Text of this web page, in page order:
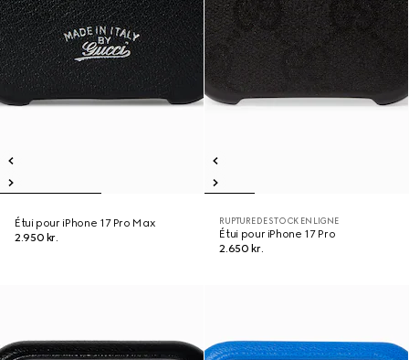
Étui pour iPhone 17 Pro Max
2.950 kr.
RUPTURE DE STOCK EN LIGNE
Étui pour iPhone 17 Pro
2.650 kr.